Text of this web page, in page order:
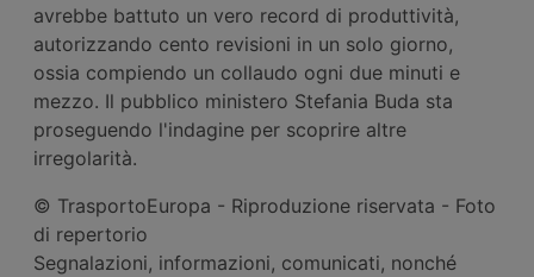
avrebbe battuto un vero record di produttività,
autorizzando cento revisioni in un solo giorno,
ossia compiendo un collaudo ogni due minuti e
mezzo. Il pubblico ministero Stefania Buda sta
proseguendo l'indagine per scoprire altre
irregolarità.
© TrasportoEuropa - Riproduzione riservata - Foto
di repertorio
Segnalazioni, informazioni, comunicati, nonché